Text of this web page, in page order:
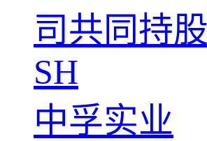
司共同持股
SH
中孚实业